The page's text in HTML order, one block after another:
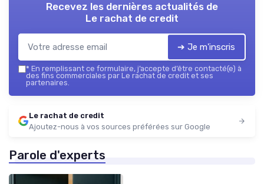
Recevez les dernières actualités de
Le rachat de credit
➔ Je m'inscris
* En remplissant ce formulaire, j’accepte d’être contacté(e) à
des fins commerciales par Le rachat de credit et ses
partenaires.
Le rachat de credit
Ajoutez-nous à vos sources préférées sur Google
Parole d'experts